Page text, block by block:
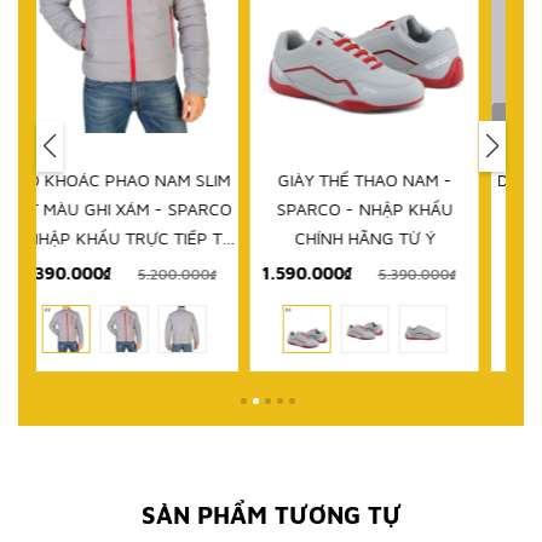
GIÀY THỂ THAO NAM -
SPARCO - NHẬP KHẨU
CHÍNH HÃNG TỪ Ý
1.590.000₫
5.390.000₫
HẾT HÀNG
DÉP NAM - SPARCO - NHẬP
KHẨU CHÍNH HÃNG TỪ Ý
999.000₫ 2.580.000₫
SẢN PHẨM TƯƠNG TỰ